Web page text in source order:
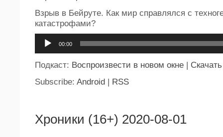
Взрыв в Бейруте. Как мир справлялся с
катастрофами?
00:00
Подкаст: Воспроизвести в новом окне | Скачать
Subscribe: Android | RSS
Хроники (16+) 2020-08-01